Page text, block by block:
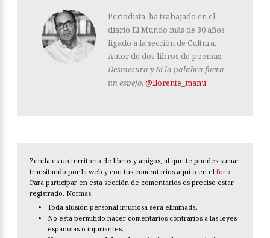
Periodista, ha trabajado en el
diario El Mundo más de 30 años
ligado a la sección de Cultura.
Autor de dos libros de poemas:
Desmesura ySi la palabra fuera
un espejo. @llorente_manu
Zenda es un territorio de libros y amigos, al que te puedes sumar
transitando por la web y con tus comentarios aquí o en el foro.
Para participar en esta sección de comentarios es preciso estar
registrado. Normas:
Toda alusión personal injuriosa será eliminada.
No está permitido hacer comentarios contrarios a las leyes
españolas o injuriantes.